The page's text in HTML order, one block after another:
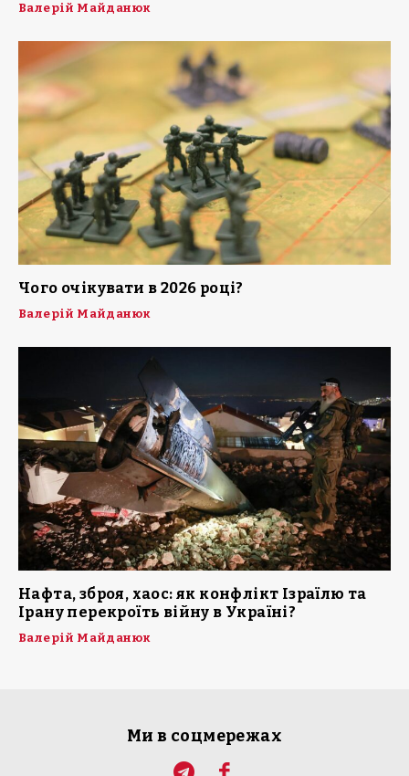
Валерій Майданюк
Чого очікувати в 2026 році?
Валерій Майданюк
Нафта, зброя, хаос: як конфлікт Ізраїлю та
Ірану перекроїть війну в Україні?
Валерій Майданюк
Ми в соцмережах